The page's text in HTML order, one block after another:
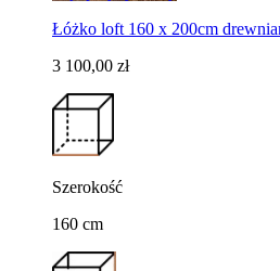
Łóżko loft 160 x 200cm
3 100,00 zł
Szerokość
160 cm